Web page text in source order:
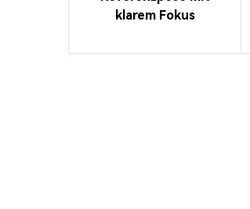
klarem Fokus